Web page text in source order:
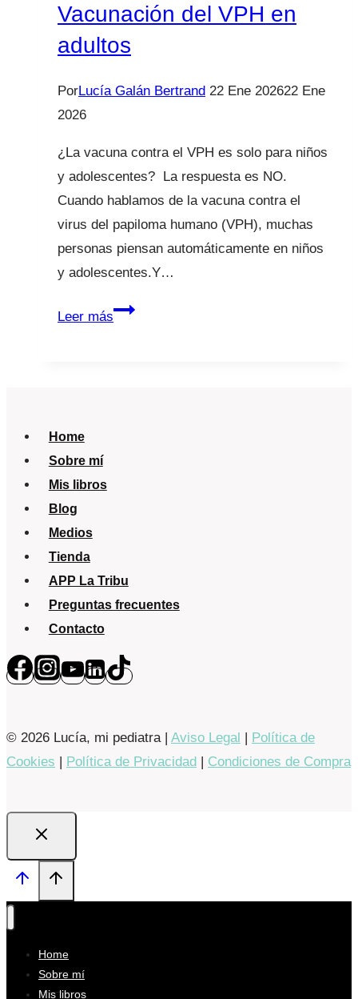
Vacunación del VPH en
adultos
PorLucía Galán Bertrand 22 Ene 202622 Ene
2026
¿La vacuna contra el VPH es solo para niños
y adolescentes? La respuesta es NO.
Cuando hablamos de la vacuna contra el
virus del papiloma humano (VPH), muchas
personas piensan automáticamente en niños
y adolescentes.Y…
Leer másVacunación
Home
Sobre mí
Mis libros
Blog
Medios
Tienda
APP La Tribu
Preguntas frecuentes
Contacto
© 2026 Lucía, mi pediatra | Aviso Legal
Política de
Cookies
Política de Privacidad Condiciones de Compra
Home
Sobre mí
Mis libros